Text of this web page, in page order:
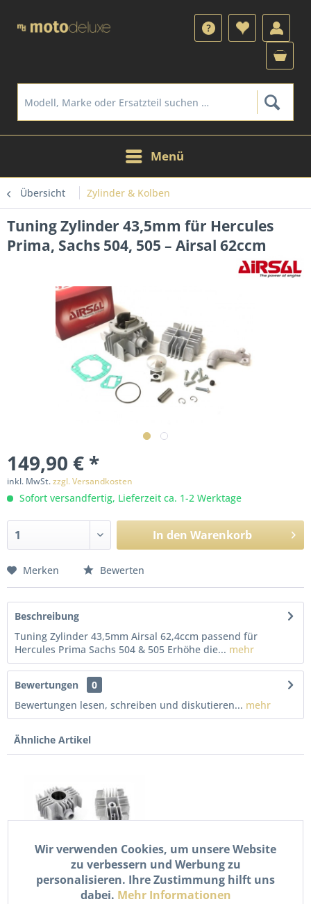
Menü
Übersicht Zylinder & Kolben
Tuning Zylinder 43,5mm für Hercules
Prima, Sachs 504, 505 – Airsal 62ccm
149,90 € *
inkl. MwSt.zzgl. Versandkosten
Sofort versandfertig, Lieferzeit ca. 1-2 Werktage
In den Warenkorb
Merken Bewerten
Beschreibung
Tuning Zylinder 43,5mm Airsal 62,4ccm passend für
Hercules Prima Sachs 504 & 505 Erhöhe die... mehr
Bewertungen
0
Bewertungen lesen, schreiben und diskutieren... mehr
Ähnliche Artikel
Tuning Zylinder 65ccm
für Hercules Prima M2
Wir verwenden Cookies, um unsere Website
zu verbessern und Werbung zu
personalisieren. Ihre Zustimmung hilft uns
dabei. Mehr Informationen